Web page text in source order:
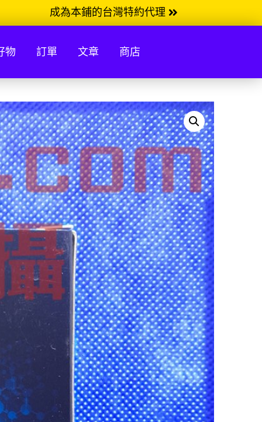
成為本鋪的台灣特約代理
物 訂單 文章 商店